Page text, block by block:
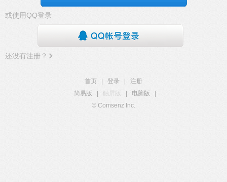
或使用QQ登录
还没有注册？
首页 登录
注册
简易版
触屏版 电脑版
© Comsenz Inc.